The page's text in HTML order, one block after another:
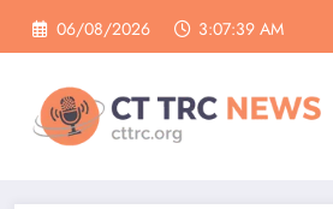
Pular
para
conteúdo
06/08/2026 3:07:40 AM